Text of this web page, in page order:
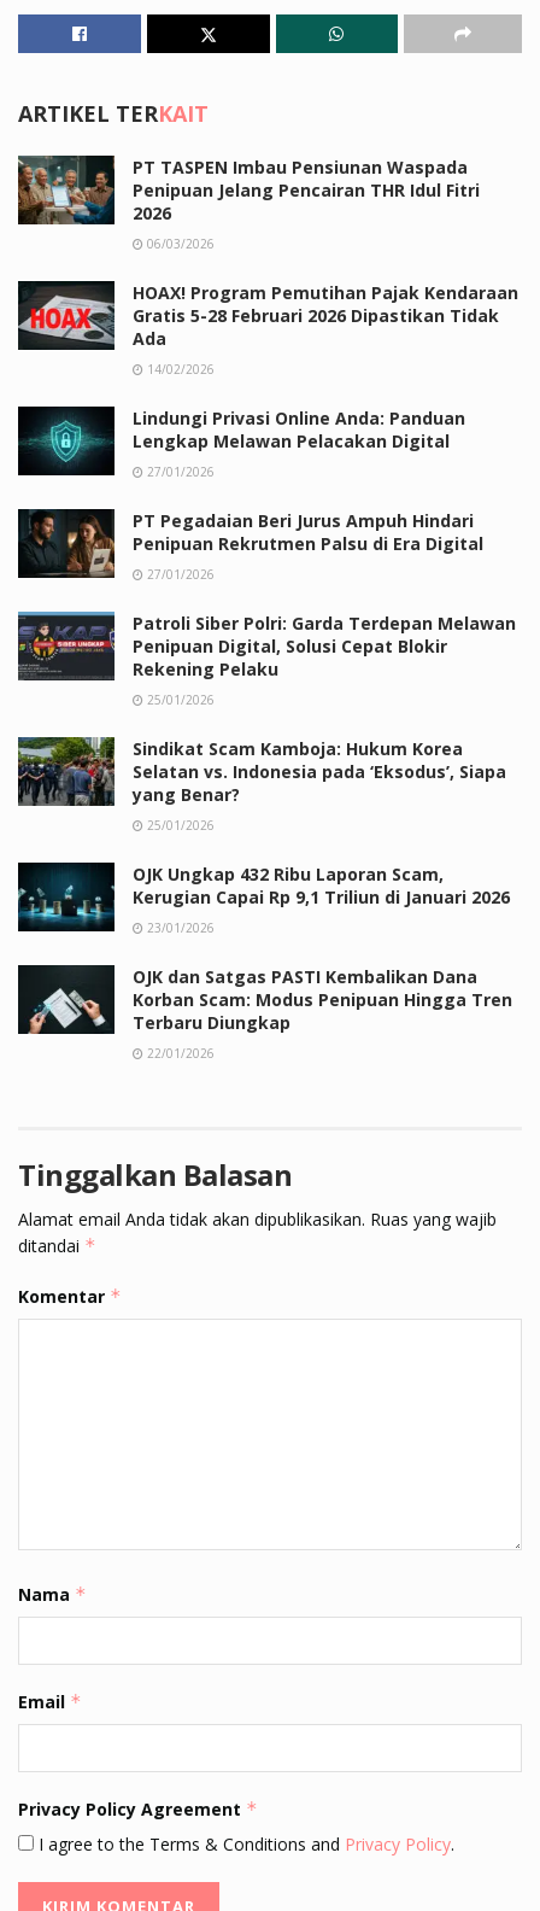
ARTIKEL TERKAIT
PT TASPEN Imbau Pensiunan Waspada
Penipuan Jelang Pencairan THR Idul Fitri
2026
06/03/2026
HOAX! Program Pemutihan Pajak Kendaraan
Gratis 5-28 Februari 2026 Dipastikan Tidak
Ada
14/02/2026
Lindungi Privasi Online Anda: Panduan
Lengkap Melawan Pelacakan Digital
27/01/2026
PT Pegadaian Beri Jurus Ampuh Hindari
Penipuan Rekrutmen Palsu di Era Digital
27/01/2026
Patroli Siber Polri: Garda Terdepan Melawan
Penipuan Digital, Solusi Cepat Blokir
Rekening Pelaku
25/01/2026
Sindikat Scam Kamboja: Hukum Korea
Selatan vs. Indonesia pada ‘Eksodus’, Siapa
yang Benar?
25/01/2026
OJK Ungkap 432 Ribu Laporan Scam,
Kerugian Capai Rp 9,1 Triliun di Januari 2026
23/01/2026
OJK dan Satgas PASTI Kembalikan Dana
Korban Scam: Modus Penipuan Hingga Tren
Terbaru Diungkap
22/01/2026
Tinggalkan Balasan
Alamat email Anda tidak akan dipublikasikan. Ruas yang wajib
ditandai *
Komentar *
Nama *
Email *
Privacy Policy Agreement *
I agree to the Terms & Conditions and Privacy Policy.